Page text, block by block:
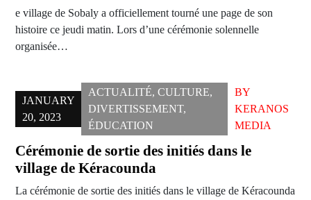
e village de Sobaly a officiellement tourné une page de son
histoire ce jeudi matin. Lors d’une cérémonie solennelle
organisée…
JANUARY
20, 2023
ACTUALITÉ, CULTURE,
DIVERTISSEMENT,
ÉDUCATION
BY
KERANOS
MEDIA
Cérémonie de sortie des initiés dans le
village de Kéracounda
La cérémonie de sortie des initiés dans le village de Kéracounda